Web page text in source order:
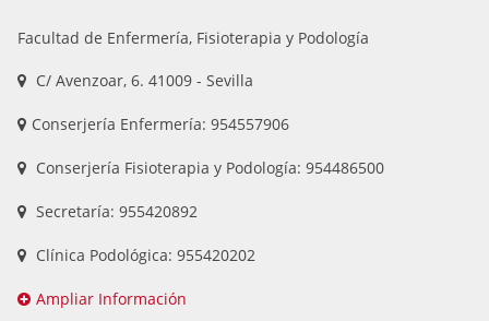
Facultad de Enfermería, Fisioterapia y Podología
C/ Avenzoar, 6. 41009 - Sevilla
Conserjería Enfermería: 954557906
Conserjería Fisioterapia y Podología: 954486500
Secretaría: 955420892
Clínica Podológica: 955420202
Ampliar Información